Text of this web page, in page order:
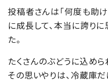
投稿者さんは「何度も助
に成長して、本当に誇りに
た。
たくさんのぶどうに込めら
その思いやりは、冷蔵庫